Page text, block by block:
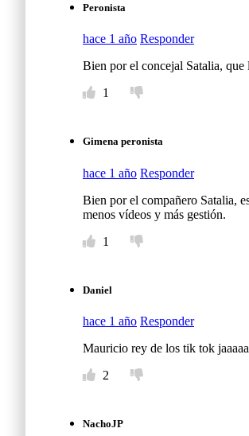
Peronista
hace 1 año Responder
Bien por el concejal Satalia, que
1
Gimena peronista
hace 1 año Responder
Bien por el compañero Satalia,
menos vídeos y más gestión.
1
Daniel
hace 1 año Responder
Mauricio rey de los tik tok
2
NachoJP